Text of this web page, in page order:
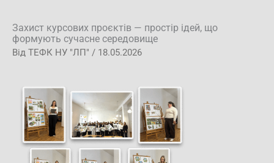
Захист курсових проєктів — простір ідей, що
формують сучасне середовище
Від ТЕФК НУ "ЛП" / 18.05.2026